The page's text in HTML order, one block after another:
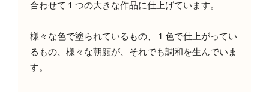
合わせて１つの大きな作品に仕上げています。
様々な色で塗られているもの、１色で仕上がってい
るもの、様々な朝顔が、それでも調和を生んでいま
す。